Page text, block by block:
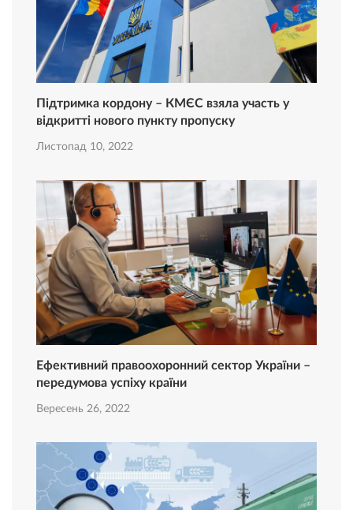
Підтримка кордону – КМЄС взяла участь у
відкритті нового пункту пропуску
Листопад 10, 2022
Ефективний правоохоронний сектор України –
передумова успіху країни
Вересень 26, 2022